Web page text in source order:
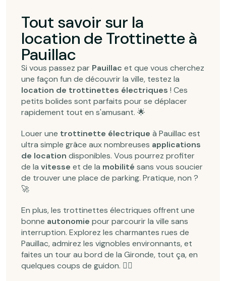
Tout savoir sur la
location de Trottinette à
Pauillac
Si vous passez par Pauillac et que vous cherchez
une façon fun de découvrir la ville, testez la
location de trottinettes électriques ! Ces
petits bolides sont parfaits pour se déplacer
rapidement tout en s'amusant. 🌟
Louer une trottinette électrique à Pauillac est
ultra simple grâce aux nombreuses applications
de location disponibles. Vous pourrez profiter
de la vitesse et de la mobilité sans vous soucier
de trouver une place de parking. Pratique, non ?
🚀
En plus, les trottinettes électriques offrent une
bonne autonomie pour parcourir la ville sans
interruption. Explorez les charmantes rues de
Pauillac, admirez les vignobles environnants, et
faites un tour au bord de la Gironde, tout ça, en
quelques coups de guidon. 🚴‍♂️